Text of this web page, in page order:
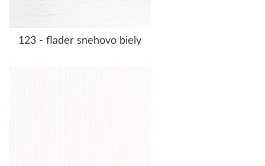
123 - flader snehovo biely